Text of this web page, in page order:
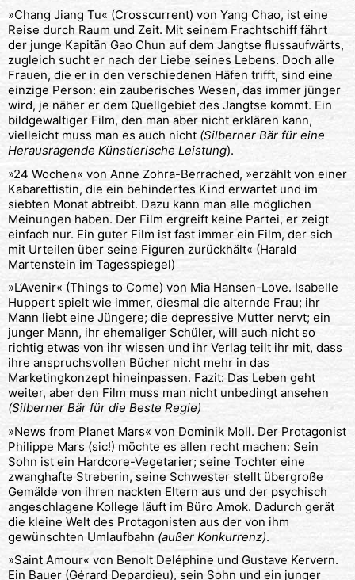
»Chang Jiang Tu« (Crosscurrent) von Yang Chao, ist eine
Reise durch Raum und Zeit. Mit seinem Frachtschiff fährt
der junge Kapitän Gao Chun auf dem Jangtse flussaufwärts,
zugleich sucht er nach der Liebe seines Lebens. Doch alle
Frauen, die er in den verschiedenen Häfen trifft, sind eine
einzige Person: ein zauberisches Wesen, das immer jünger
wird, je näher er dem Quellgebiet des Jangtse kommt. Ein
bildgewaltiger Film, den man aber nicht erklären kann,
vielleicht muss man es auch nicht (Silberner Bär für eine
Herausragende Künstlerische Leistung).
»24 Wochen« von Anne Zohra-Berrached, »erzählt von einer
Kabarettistin, die ein behindertes Kind erwartet und im
siebten Monat abtreibt. Dazu kann man alle möglichen
Meinungen haben. Der Film ergreift keine Partei, er zeigt
einfach nur. Ein guter Film ist fast immer ein Film, der sich
mit Urteilen über seine Figuren zurückhält« (Harald
Martenstein im Tagesspiegel)
»L’Avenir« (Things to Come) von Mia Hansen-Love. Isabelle
Huppert spielt wie immer, diesmal die alternde Frau; ihr
Mann liebt eine Jüngere; die depressive Mutter nervt; ein
junger Mann, ihr ehemaliger Schüler, will auch nicht so
richtig etwas von ihr wissen und ihr Verlag teilt ihr mit, dass
ihre anspruchsvollen Bücher nicht mehr in das
Marketingkonzept hineinpassen. Fazit: Das Leben geht
weiter, aber den Film muss man nicht unbedingt ansehen
(Silberner Bär für die Beste Regie)
»News from Planet Mars« von Dominik Moll. Der Protagonist
Philippe Mars (sic!) möchte es allen recht machen: Sein
Sohn ist ein Hardcore-Vegetarier; seine Tochter eine
zwanghafte Streberin, seine Schwester stellt übergroße
Gemälde von ihren nackten Eltern aus und der psychisch
angeschlagene Kollege läuft im Büro Amok. Dadurch gerät
die kleine Welt des Protagonisten aus der von ihm
gewünschten Umlaufbahn (außer Konkurrenz).
»Saint Amour« von Benolt Deléphine und Gustave Kervern.
Ein Bauer (Gérard Depardieu), sein Sohn und ein junger